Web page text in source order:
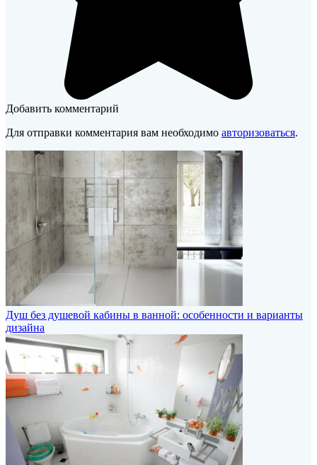
Добавить комментарий
Для отправки комментария вам необходимо авторизоваться.
Душ без душевой кабины в ванной: особенности и варианты
дизайна